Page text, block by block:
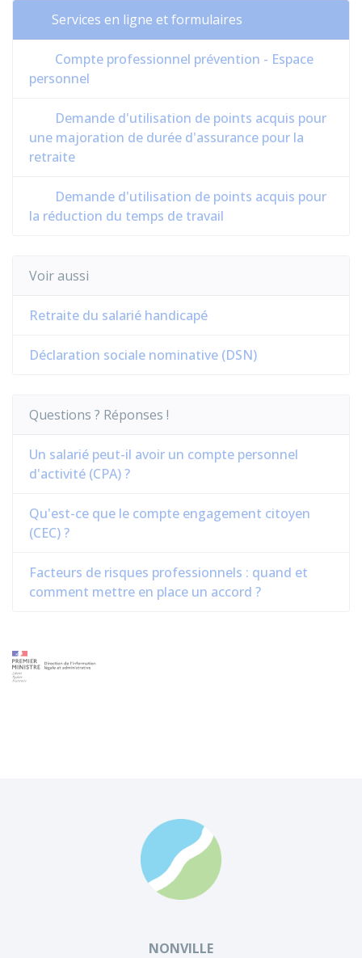
Services en ligne et formulaires
Compte professionnel prévention - Espace
personnel
Demande d'utilisation de points acquis pour
une majoration de durée d'assurance pour la
retraite
Demande d'utilisation de points acquis pour
la réduction du temps de travail
Voir aussi
Retraite du salarié handicapé
Déclaration sociale nominative (DSN)
Questions ? Réponses !
Un salarié peut-il avoir un compte personnel
d'activité (CPA) ?
Qu'est-ce que le compte engagement citoyen
(CEC) ?
Facteurs de risques professionnels : quand et
comment mettre en place un accord ?
NONVILLE